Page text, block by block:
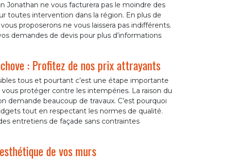
Jonathan ne vous facturera pas le moindre des
toutes intervention dans la région. En plus de
proposerons ne vous laissera pas indifférents.
demandes de devis pour plus d’informations
: Profitez de nos prix attrayants
tous et pourtant c’est une étape importante
protéger contre les intempéries. La raison du
demande beaucoup de travaux. C’est pourquoi
tout en respectant les normes de qualité.
entretiens de façade sans contraintes
de vos murs